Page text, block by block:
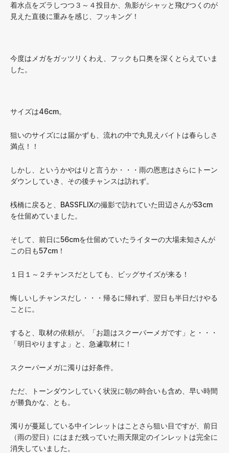
着水点をズラしつつ３～４投目か、魚影がシャッと飛びつくのが
見えた直後に重みを感じ、フッキング！
今度はメガをガッツリくわえ、フックも口奥を深くとらえていま
した。
サイズは46cm。
狙いのサイズには届かずも、流れの中で丸見えバイトは春らしさ
満点！！
しかし、というかやはりと言うか・・・雨の恩恵はさらにトーン
ダウンしていき、その後チャンスは訪れず。
桟橋に戻ると、BASSFLIXの撮影で訪れていた田辺さんが53cm
を仕留めていました。
そして、前日に56cmを仕留めていたライターの大場未知さんが
この日も57cm！
１日１～２チャンスだとしても、ビッグサイズが来る！
悔しいしチャンスだし・・・帰るに帰れず、翌日も半日だけやる
ことに。
すると、取材の依頼が。「お題はスクーパーメガです」と・・・
「明日やりますよ」と、急遽取材に！
スクーパーメガに濁りは好条件。
ただ、トーンダウンしていく状況に朝の時合いも含め、早い時間
が勝負かな、とも。
濁りが蔓延している中インレットはことさら狙い目ですが、前日
（雨の翌日）にはまだ残っていた雨天限定のインレットは完全に
消失していました。